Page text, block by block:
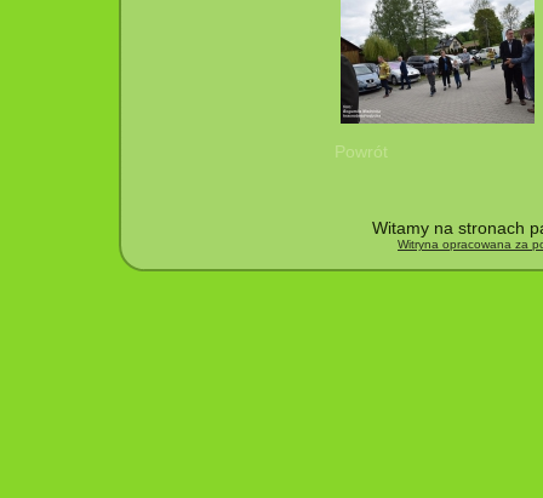
Powrót
Witamy na stronach
Witryna opracowana za